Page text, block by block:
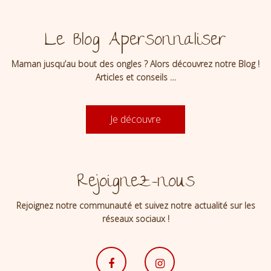
Le Blog Apersonnaliser
Maman jusqu’au bout des ongles ? Alors découvrez notre Blog !
Articles et conseils …
Je découvre
Rejoignez-nous
Rejoignez notre communauté et suivez notre actualité sur les
réseaux sociaux !